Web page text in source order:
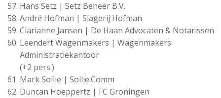
Hans Setz | Setz Beheer B.V.
André Hofman | Slagerij Hofman
Clarianne Jansen | De Haan Advocaten & Notarissen
Leendert Wagenmakers | Wagenmakers
Administratiekantoor
(+2 pers.)
Mark Sollie | Sollie.Comm
Duncan Hoeppertz | FC Groningen